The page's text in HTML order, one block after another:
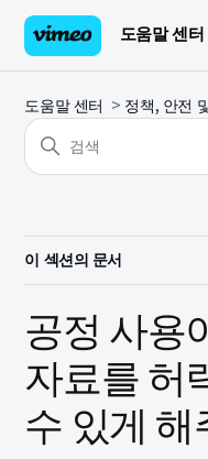
도움말 센터
도움말 센터 정책, 안전
이 섹션의 문서
공정 사용
자료를 허
수 있게